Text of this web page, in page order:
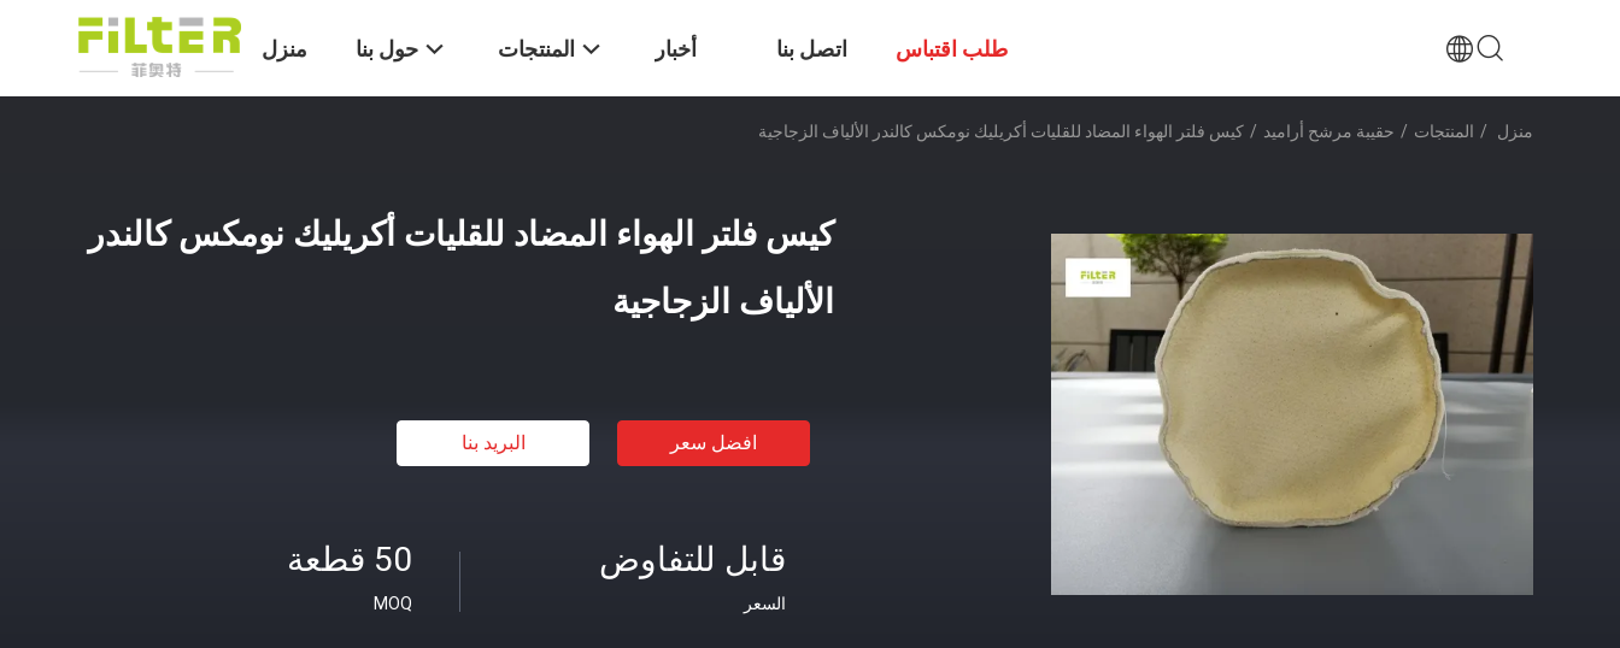
منزل حول بنا المنتجات أخبار اتصل بنا طلب اقتباس
منزل / المنتجات / حقيبة مرشح أراميد / كيس فلتر الهواء المضاد للقليات أكريليك نومكس كالندر الألياف الزجاجية
كيس فلتر الهواء المضاد للقليات أكريليك نومكس كالندر
الألياف الزجاجية
افضل سعر البريد بنا
50 قطعة
MOQ
قابل للتفاوض
السعر